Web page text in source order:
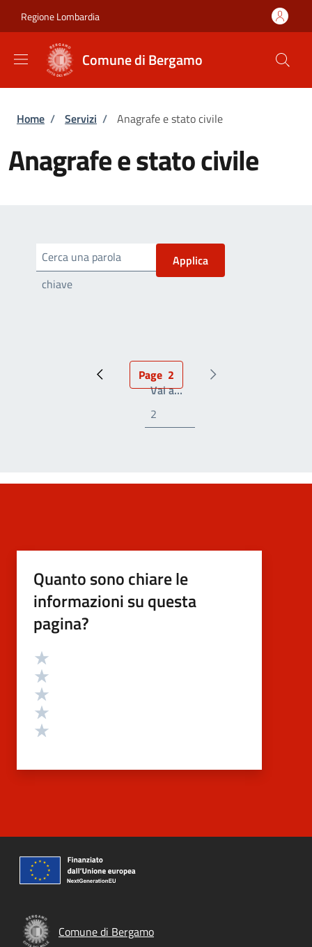
Regione Lombardia
Comune di Bergamo
Briciole di pane
Home / Servizi / Anagrafe e stato civile
Anagrafe e stato civile
Cerca una parola
chiave
Pagina precedentePagina attuale
Page 2 Prossima pagina
Vai a…Write the page number
Quanto sono chiare le
informazioni su questa
pagina?
Valutazione
Comune di Bergamo